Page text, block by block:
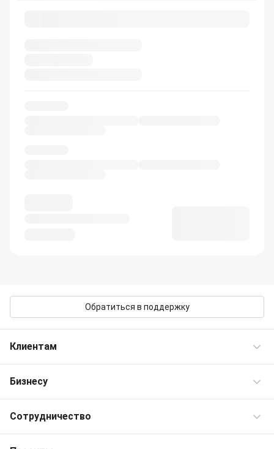
Обратиться в поддержку
Клиентам
Частые вопросы
Контакты OneTwoTrip
Бизнесу
Командировки
Сотрудничество